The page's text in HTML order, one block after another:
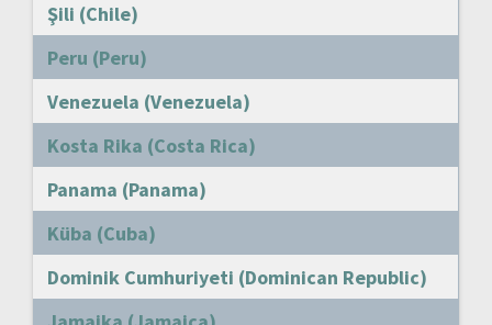
Şili (Chile)
Peru (Peru)
Venezuela (Venezuela)
Kosta Rika (Costa Rica)
Panama (Panama)
Küba (Cuba)
Dominik Cumhuriyeti (Dominican Republic)